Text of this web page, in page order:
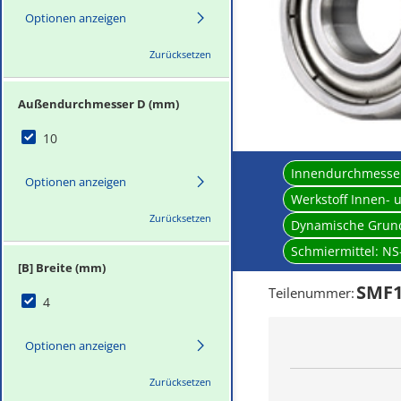
Optionen anzeigen
Zurücksetzen
Außendurchmesser D (mm)
10
Optionen anzeigen
Zurücksetzen
[B] Breite (mm)
4
Optionen anzeigen
Zurücksetzen
Werkstoff Innen-
Dynamische
Schmiermittel:
Teilenummer: